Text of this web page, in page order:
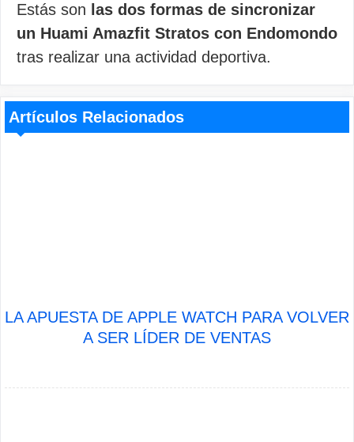
Estás son las dos formas de sincronizar
un Huami Amazfit Stratos con Endomondo
tras realizar una actividad deportiva.
Artículos Relacionados
LA APUESTA DE APPLE WATCH PARA VOLVER
A SER LÍDER DE VENTAS